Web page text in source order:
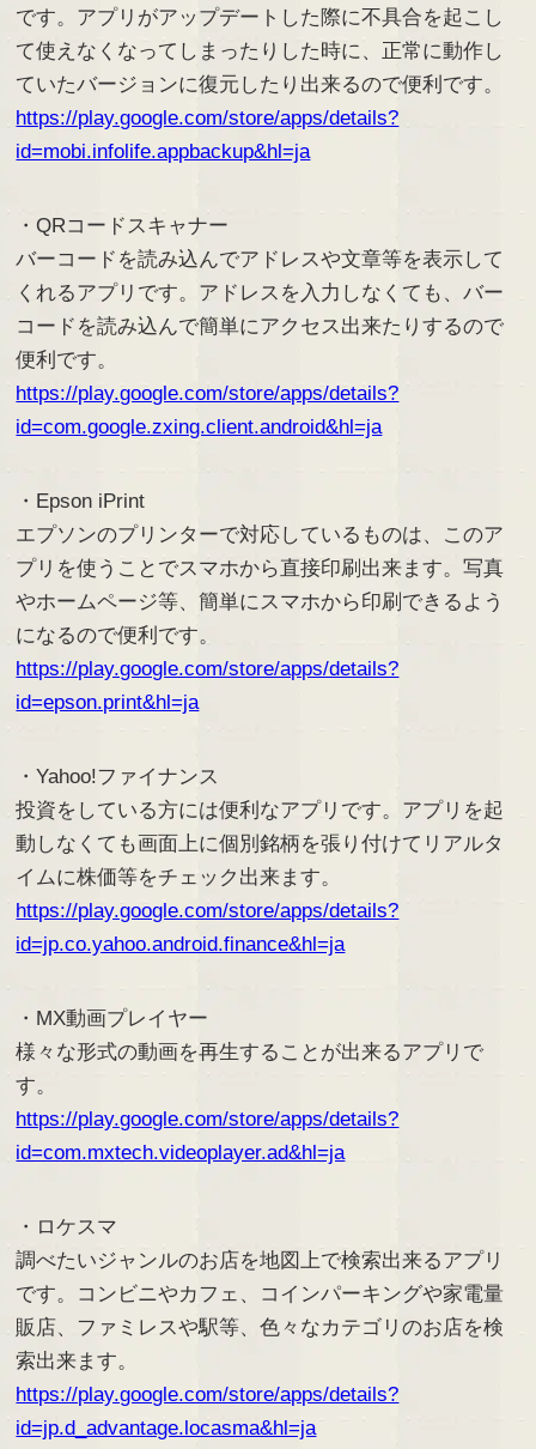
です。アプリがアップデートした際に不具合を起こし
て使えなくなってしまったりした時に、正常に動作し
ていたバージョンに復元したり出来るので便利です。
https://play.google.com/store/apps/details?
id=mobi.infolife.appbackup&hl=ja
・QRコードスキャナー
バーコードを読み込んでアドレスや文章等を表示して
くれるアプリです。アドレスを入力しなくても、バー
コードを読み込んで簡単にアクセス出来たりするので
便利です。
https://play.google.com/store/apps/details?
id=com.google.zxing.client.android&hl=ja
・Epson iPrint
エプソンのプリンターで対応しているものは、このア
プリを使うことでスマホから直接印刷出来ます。写真
やホームページ等、簡単にスマホから印刷できるよう
になるので便利です。
https://play.google.com/store/apps/details?
id=epson.print&hl=ja
・Yahoo!ファイナンス
投資をしている方には便利なアプリです。アプリを起
動しなくても画面上に個別銘柄を張り付けてリアルタ
イムに株価等をチェック出来ます。
https://play.google.com/store/apps/details?
id=jp.co.yahoo.android.finance&hl=ja
・MX動画プレイヤー
様々な形式の動画を再生することが出来るアプリで
す。
https://play.google.com/store/apps/details?
id=com.mxtech.videoplayer.ad&hl=ja
・ロケスマ
調べたいジャンルのお店を地図上で検索出来るアプリ
です。コンビニやカフェ、コインパーキングや家電量
販店、ファミレスや駅等、色々なカテゴリのお店を検
索出来ます。
https://play.google.com/store/apps/details?
id=jp.d_advantage.locasma&hl=ja